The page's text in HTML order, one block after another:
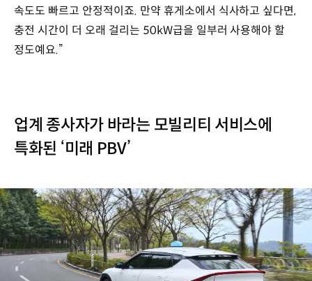
속도도 빠르고 안정적이죠. 만약 휴게소에서 식사하고 싶다면,
충전 시간이 더 오래 걸리는 50kW급을 일부러 사용해야 할
정도예요.”
업계 종사자가 바라는 모빌리티 서비스에
특화된 ‘미래 PBV’